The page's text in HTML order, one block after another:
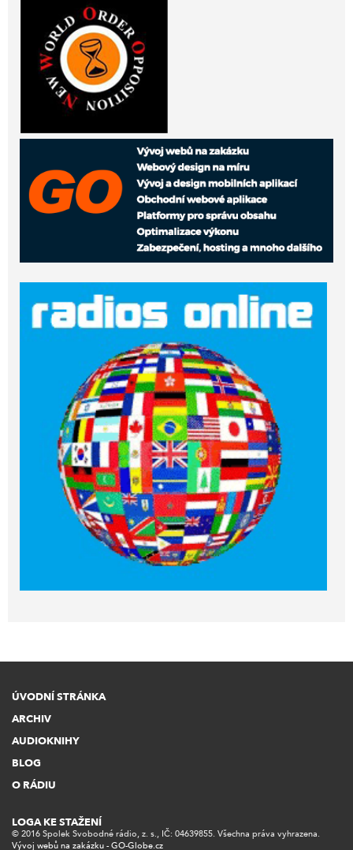
ÚVODNÍ STRÁNKA
ARCHIV
AUDIOKNIHY
BLOG
O RÁDIU
© 2016 Spolek Svobodné rádio, z. s., IČ: 04639855. Všechna práva vyhrazena.
Vývoj webů na zakázku - GO-Globe.cz
LOGA KE STAŽENÍ